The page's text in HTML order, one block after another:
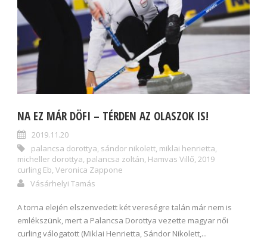
NA EZ MÁR DÖFI – TÉRDEN AZ OLASZOK IS!
2019.11.20
palancsa dorottya, sándor nikolett, miklai henrietta,
micheller dorottya, palancsa zoltán, Hamvas Villő, 2019
curling Eb, Veronica Zappone
Vásárhelyi Tamás
A torna elején elszenvedett két vereségre talán már nem is
emlékszünk, mert a Palancsa Dorottya vezette magyar női
curling válogatott (Miklai Henrietta, Sándor Nikolett,...